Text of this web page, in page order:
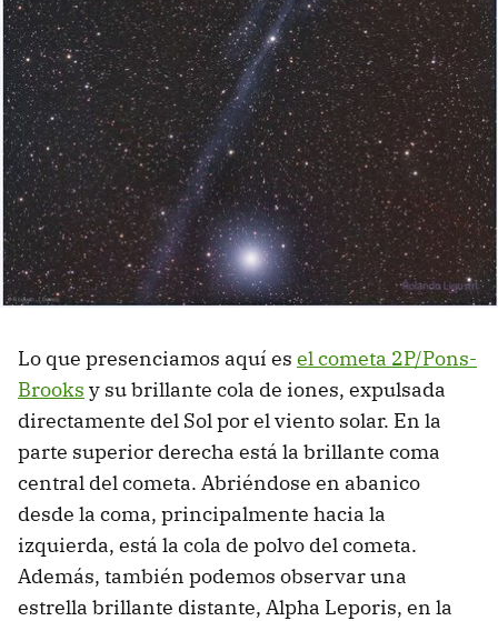
Lo que presenciamos aquí es el cometa 2P/Pons-
Brooks y su brillante cola de iones, expulsada
directamente del Sol por el viento solar. En la
parte superior derecha está la brillante coma
central del cometa. Abriéndose en abanico
desde la coma, principalmente hacia la
izquierda, está la cola de polvo del cometa.
Además, también podemos observar una
estrella brillante distante, Alpha Leporis, en la